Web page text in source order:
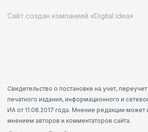
Сайт создан компанией «Digital idea»
Свидетельство о постановке на учет,
печатного издания, информационного и
ИА от 11.08.2017 года. Мнение редакции может
мнением авторов и комментаторов сайта.